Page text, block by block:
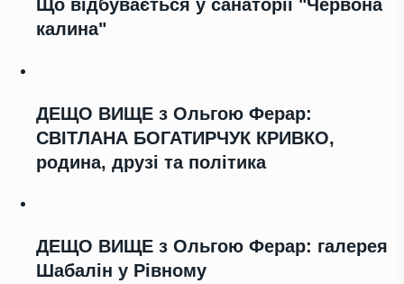
Що відбувається у санаторії "Червона
калина"
ДЕЩО ВИЩЕ з Ольгою Ферар:
СВІТЛАНА БОГАТИРЧУК КРИВКО,
родина, друзі та політика
ДЕЩО ВИЩЕ з Ольгою Ферар: галерея
Шабалін у Рівному